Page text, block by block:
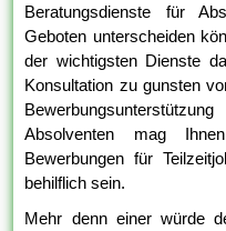
Beratungsdienste für
Geboten unterscheiden
der wichtigsten Dienste
Konsultation zu gunsten
Absolventen mag
Bewerbungen für
behilflich sein.
Mehr denn einer würde